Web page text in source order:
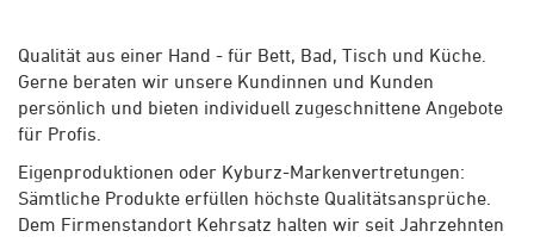
Qualität aus einer Hand - für Bett, Bad, Tisch und Küche.
Gerne beraten wir unsere Kundinnen und Kunden
persönlich und bieten individuell zugeschnittene Angebote
für Profis.
Eigenproduktionen oder Kyburz-Markenvertretungen:
Sämtliche Produkte erfüllen höchste Qualitätsansprüche.
Dem Firmenstandort Kehrsatz halten wir seit Jahrzehnten